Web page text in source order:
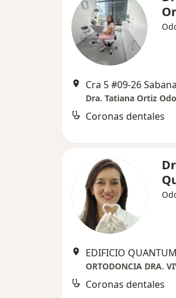
Dra. Tatiana Ortiz
Coronas dentales
ORTODONCIA DRA.
Coronas dentales